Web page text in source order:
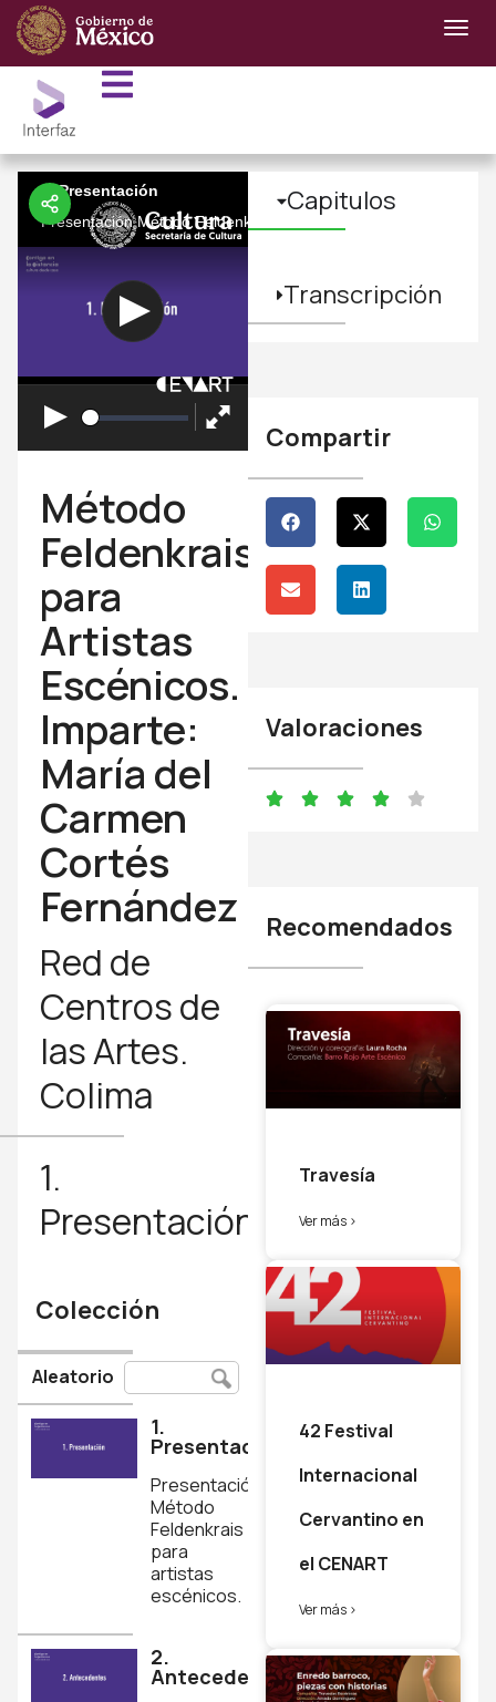
1. Presentación
Presentación Método Feldenkrais para artistas escénicos.
Método
Feldenkrais
para
Artistas
Escénicos.
Imparte:
María del
Carmen
Cortés
Fernández
Red de
Centros de
las Artes.
Colima
1.
Presentación
Colección
Aleatorio
1.
Presentación
Presentación
Método
Feldenkrais
para
artistas
escénicos.
2.
Antecedentes
Capitulos
Transcripción
Compartir
Valoraciones
Recomendados
Travesía
Ver más >
42 Festival
Internacional
Cervantino en
el CENART
Ver más >